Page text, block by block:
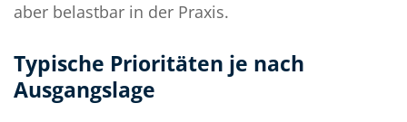
aber belastbar in der Praxis.
Typische Prioritäten je nach
Ausgangslage